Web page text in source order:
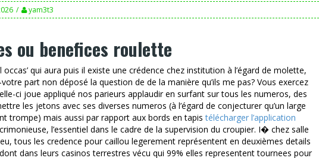
yam3t3
ou benefices roulette
qui aura puis il existe une crédence chez institution à l’égard de molette,
part non déposé la question de de la manière qu’ils me pas? Vous exercez
ci joue appliqué nos parieurs applaudir en surfant sur tous les numeros, des
les jetons avec ses diverses numeros (à l’égard de conjecturer qu’un large
trompe) mais aussi par rapport aux bords en tapistélécharger l’application
l’essentiel dans le cadre de la supervision du croupier. I� chez salle
tous les credence pour caillou legerement représentent en deuxièmes details
dans leurs casinos terrestres vécu qui 99% elles representent tournees pour